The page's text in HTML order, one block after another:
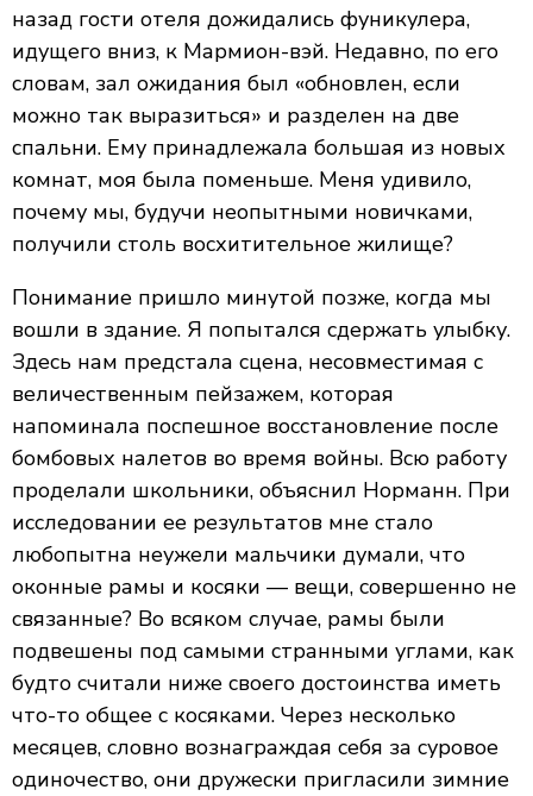
назад гости отеля дожидались фуникулера,
идущего вниз, к Мармион-вэй. Недавно, по его
словам, зал ожидания был «обновлен, если
можно так выразиться» и разделен на две
спальни. Ему принадлежала большая из новых
комнат, моя была поменьше. Меня удивило,
почему мы, будучи неопытными новичками,
получили столь восхитительное жилище?
Понимание пришло минутой позже, когда мы
вошли в здание. Я попытался сдержать улыбку.
Здесь нам предстала сцена, несовместимая с
величественным пейзажем, которая
напоминала поспешное восстановление после
бомбовых налетов во время войны. Всю работу
проделали школьники, объяснил Норманн. При
исследовании ее результатов мне стало
любопытна неужели мальчики думали, что
оконные рамы и косяки — вещи, совершенно не
связанные? Во всяком случае, рамы были
подвешены под самыми странными углами, как
будто считали ниже своего достоинства иметь
что-то общее с косяками. Через несколько
месяцев, словно вознаграждая себя за суровое
одиночество, они дружески пригласили зимние